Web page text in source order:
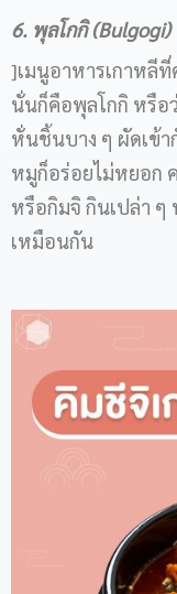
6. พุลโกกิ (Bulgogi)
]เมนูอาหารเกาหลี
นั่นก็คือพุลโกกิ หรือ
หั่นชิ้นบาง ๆ ผัดเข้
หมูก็อร่อยไม่หยอก
หรือกิมจิ กินเปล่า
เหมือนกัน